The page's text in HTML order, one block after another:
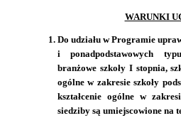
WARUNKI
Do udziału w Programie
i ponadpodstawowych
branżowe szkoły I stopnia,
ogólne w zakresie szkoły
kształcenie ogólne w
siedziby są umiejscowione na